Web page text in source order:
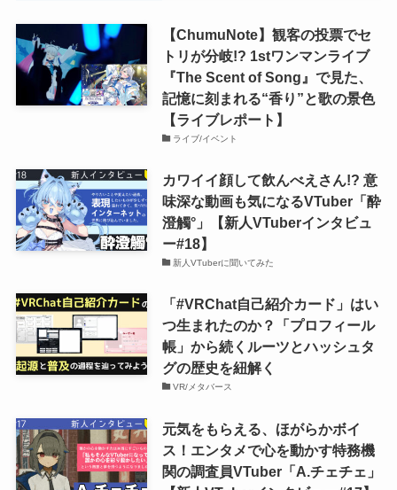
【ChumuNote】観客の投票でセ
トリが分岐!? 1stワンマンライブ
『The Scent of Song』で見た、
記憶に刻まれる“香り”と歌の景色
【ライブレポート】
ライブ/イベント
カワイイ顔して飲んべえさん!? 意
味深な動画も気になるVTuber「酔
澄觸°」【新人VTuberインタビュ
ー#18】
新人VTuberに聞いてみた
「#VRChat自己紹介カード」はい
つ生まれたのか？「プロフィール
帳」から続くルーツとハッシュタ
グの歴史を紐解く
VR/メタバース
元気をもらえる、ほがらかボイ
ス！エンタメで心を動かす特務機
関の調査員VTuber「A.チェチェ」